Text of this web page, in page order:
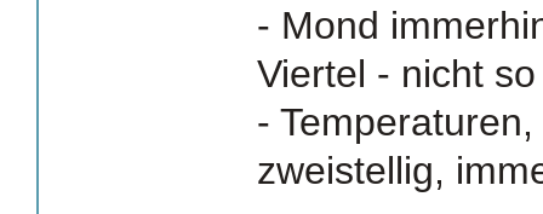
- Mond
Viertel - nicht
-
zweistellig,